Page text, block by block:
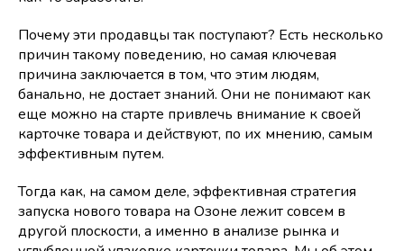
Почему эти продавцы так поступают? Есть несколько
причин такому поведению, но самая ключевая
причина заключается в том, что этим людям,
банально, не достает знаний. Они не понимают как
еще можно на старте привлечь внимание к своей
карточке товара и действуют, по их мнению, самым
эффективным путем.
Тогда как, на самом деле, эффективная стратегия
запуска нового товара на Озоне лежит совсем в
другой плоскости, а именно в анализе рынка и